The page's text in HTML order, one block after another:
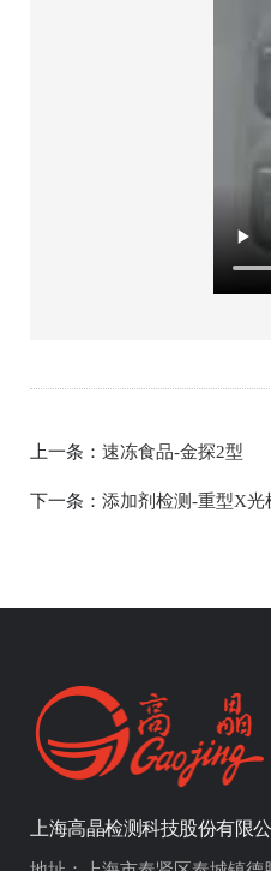
上一条： 速冻食品-金探2型
下一条： 添加剂检测-重型X光
上海高晶检测科技股份有限